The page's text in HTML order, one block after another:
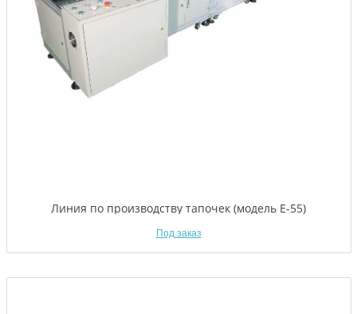
Линия по производству тапочек (модель Е-55)
Под заказ